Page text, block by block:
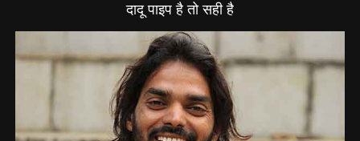
दादू पाइप है तो सही है